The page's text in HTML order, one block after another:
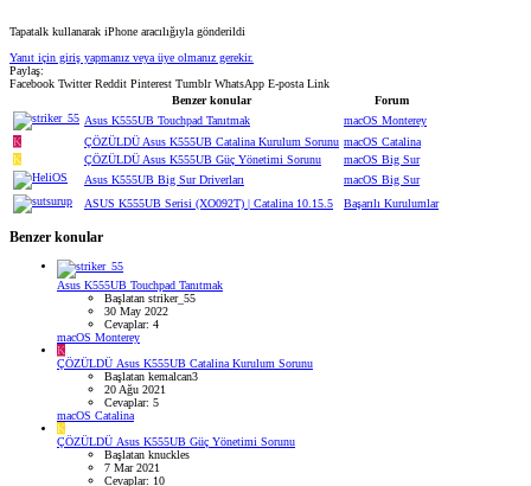
Tapatalk kullanarak iPhone aracılığıyla gönderildi
Yanıt için giriş yapmanız veya üye olmanız gerekir.
Paylaş:
Facebook Twitter Reddit Pinterest Tumblr WhatsApp E-posta Link
Benzer konular
Forum
Asus K555UB Touchpad Tanıtmak
macOS Monterey
K
ÇÖZÜLDÜ Asus K555UB Catalina Kurulum Sorunu macOS Catalina
K
ÇÖZÜLDÜ Asus K555UB Güç Yönetimi Sorunu
macOS Big Sur
Asus K555UB Big Sur Driverları
macOS Big Sur
ASUS K555UB Serisi (XO092T) | Catalina 10.15.5
Başarılı Kurulumlar
Benzer konular
Asus K555UB Touchpad Tanıtmak
Başlatan striker_55
30 May 2022
Cevaplar: 4
macOS Monterey
K
ÇÖZÜLDÜ Asus K555UB Catalina Kurulum Sorunu
Başlatan kemalcan3
20 Ağu 2021
Cevaplar: 5
macOS Catalina
K
ÇÖZÜLDÜ Asus K555UB Güç Yönetimi Sorunu
Başlatan knuckles
7 Mar 2021
Cevaplar: 10